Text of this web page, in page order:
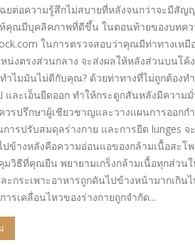
ฉยต่อความรู้สึกไม่สบายที่หลังจนกว่าจะมีสั
คุณมีบุคลิคภาพที่ดีขึ้น ในตอนท้ายของบทค
ในการตรวจสอบว่าคุณมีท่าทางเหมื
น่งตรงส่วนกลาง จะส่งผลให้หลังส่วนบนโค้
ำไมมันไม่ดีกับคุณ? ด้วยท่าทางที่ไม่ถูกต้องท
และเอ็นยืดออก ทำให้กระดูกสันหลังมีควา
วรปรึกษาผู้เชียวชาญและวางแผนการออก
การปรับสมดุลร่างกาย และการยืด lunges
ปข้างหลังคือความอ่อนแอของกล้ามเนื้อสะ
มวิธีที่คุณยืน พยายามเกร็งกล้ามเนื้อทุกส่วน
ะกระเพาะอาหารถูกดันไปข้างหน้ามากเกิ
ารเคลื่อนไหวของร่างกายถูกจำกัด...